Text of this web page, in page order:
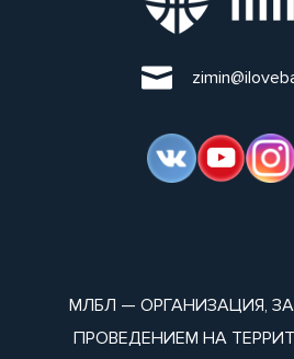
МЛБЛ — ОРГАНИЗАЦИЯ,
ПРОВЕДЕНИЕМ НА